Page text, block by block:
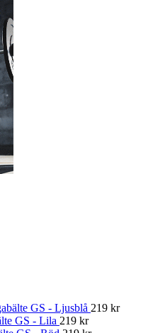
GS - Ljusblå 219 kr
GS - Lila 219 kr